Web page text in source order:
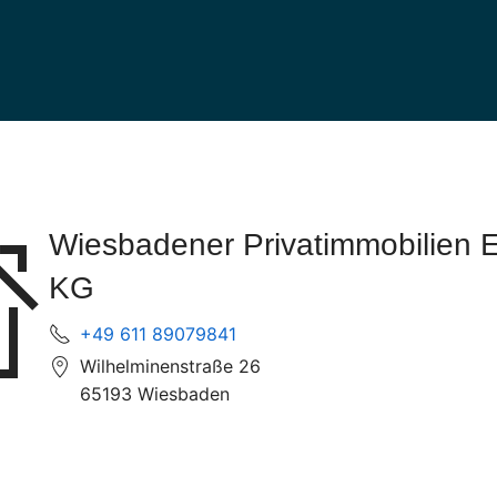
Wiesbadener Privatimmobilien
KG
+49 611 89079841
Wilhelminenstraße 26
65193 Wiesbaden